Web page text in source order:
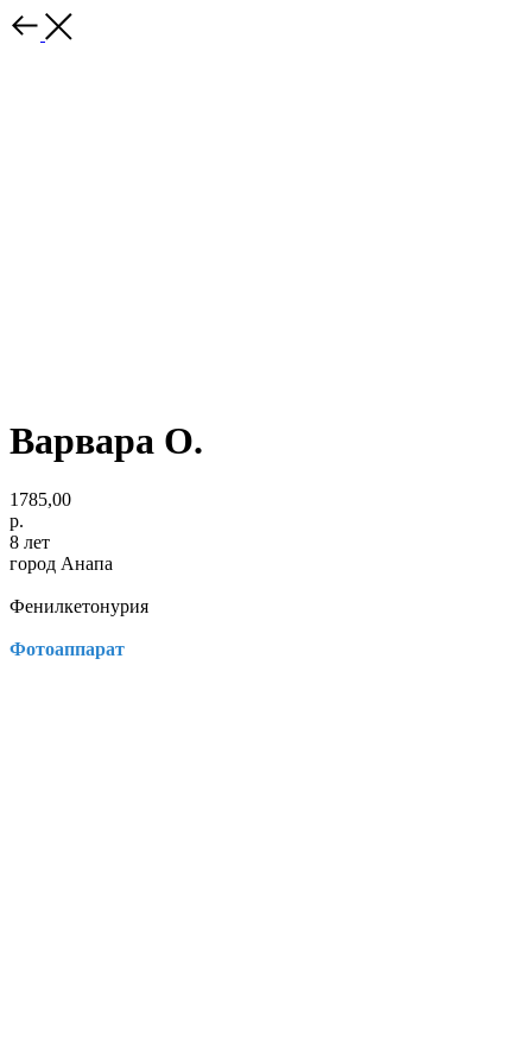
Варвара О.
1785,00
р.
8 лет
город Анапа
Фенилкетонурия
Фотоаппарат